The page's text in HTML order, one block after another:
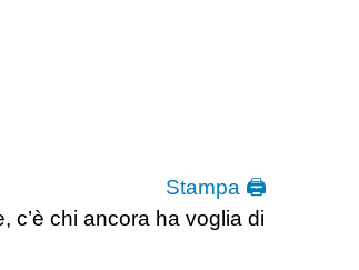
Stampa 🖨
c’è chi ancora ha voglia di